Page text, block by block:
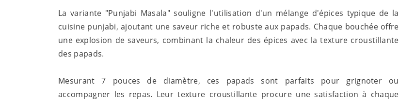
La variante "Punjabi Masala" souligne l'utilisation d'un mélange d'épices typique de la
cuisine punjabi, ajoutant une saveur riche et robuste aux papads. Chaque bouchée offre
une explosion de saveurs, combinant la chaleur des épices avec la texture croustillante
des papads.
Mesurant 7 pouces de diamètre, ces papads sont parfaits pour grignoter ou
accompagner les repas. Leur texture croustillante procure une satisfaction à chaque